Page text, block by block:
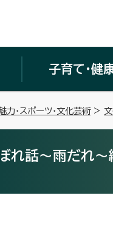
子育て・健
力・スポーツ・文化芸術>
れ話～雨だれ～